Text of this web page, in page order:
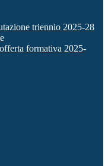
triennio 2025-28
formativa 2025-